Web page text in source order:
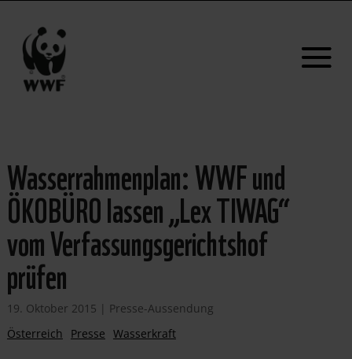
Wasserrahmenplan: WWF und
ÖKOBÜRO lassen „Lex TIWAG“
vom Verfassungsgerichtshof
prüfen
19. Oktober 2015 | Presse-Aussendung
Österreich
Presse Wasserkraft